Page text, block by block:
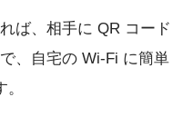
ば、相手に QR コード
、自宅の Wi-Fi に簡単